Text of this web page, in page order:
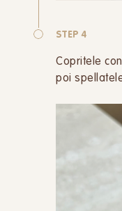
STEP 4
Copritele
poi